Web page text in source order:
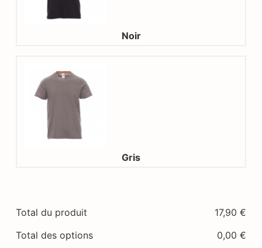
Noir
Gris
Total du produit 17,90€
Total des options
0,00€